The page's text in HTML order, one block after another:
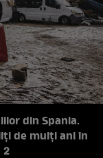
din Spania.
de mulți ani în
2